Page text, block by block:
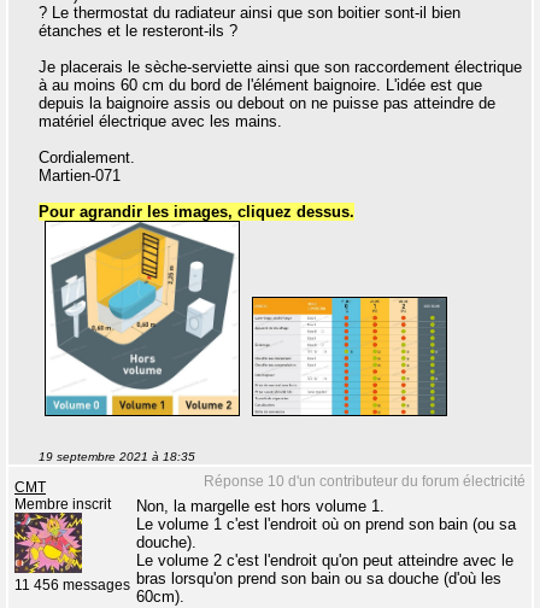
? Le thermostat du radiateur ainsi que son boitier sont-il bien
étanches et le resteront-ils ?
Je placerais le sèche-serviette ainsi que son raccordement électrique
à au moins 60 cm du bord de l'élément baignoire. L'idée est que
depuis la baignoire assis ou debout on ne puisse pas atteindre de
matériel électrique avec les mains.
Cordialement.
Martien-071
Pour agrandir les images, cliquez dessus.
19 septembre 2021 à 18:35
Réponse 10 d'un contributeur du forum électricité
CMT
Membre inscrit
11 456 messages
Non, la margelle est hors volume 1.
Le volume 1 c'est l'endroit où on prend son bain (ou sa
douche).
Le volume 2 c'est l'endroit qu'on peut atteindre avec le
bras lorsqu'on prend son bain ou sa douche (d'où les
60cm).